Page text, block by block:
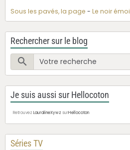
Sous les pavés, la page - Le noir émoi
Rechercher sur le blog
Je suis aussi sur Hellocoton
Retrouvez LauralineXywz surHellocoton
Séries TV